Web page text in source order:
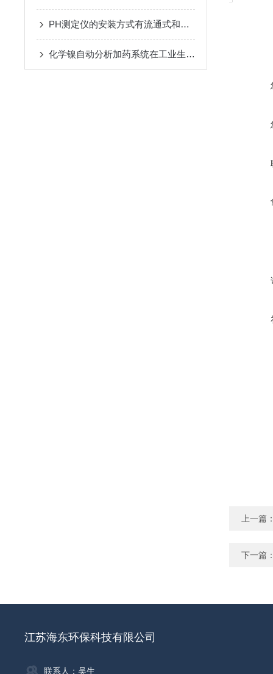
PH测定仪的安装方式有流通式和浸入式两种
化学镍自动分析加药系统在工业生产中的精确控制作用
上一篇
下一篇
江苏海东环保科技有限公司
联系人：吴生